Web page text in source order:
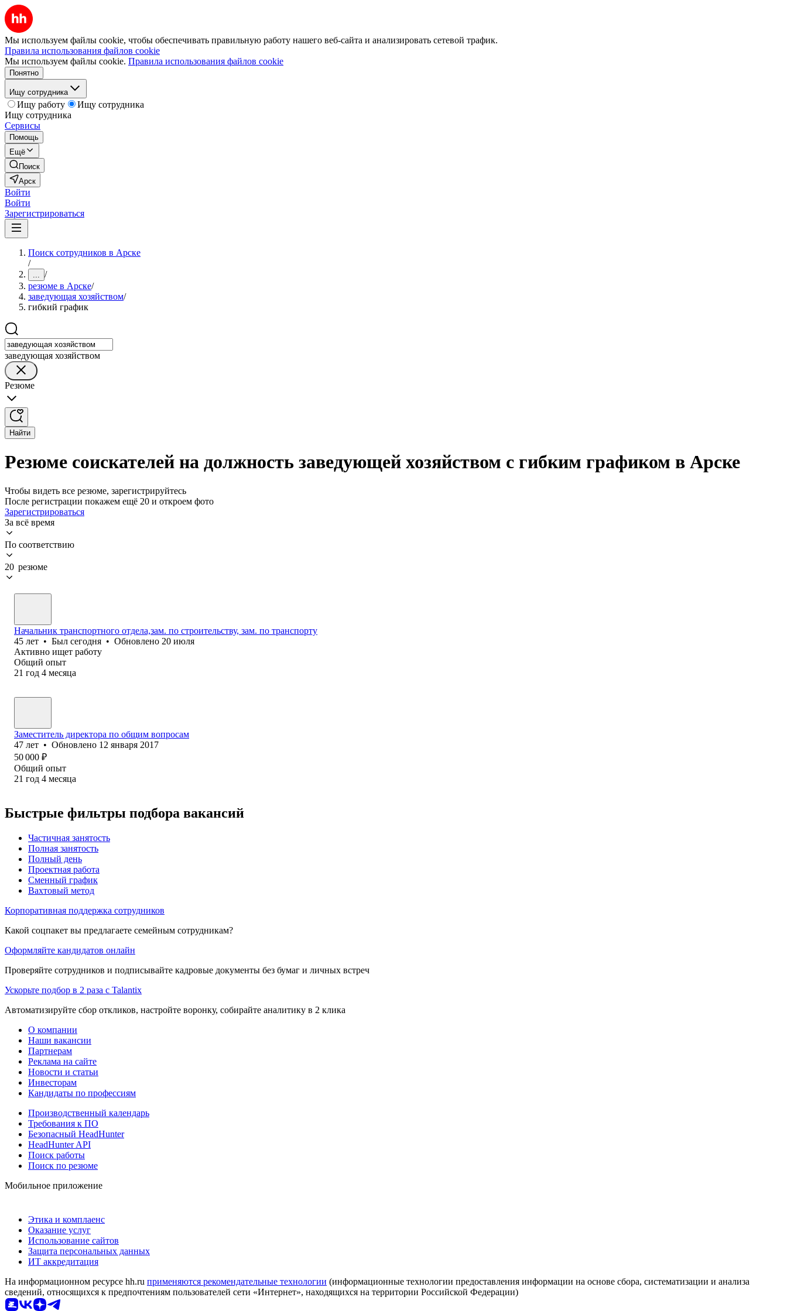
Мы используем файлы cookie, чтобы обеспечивать правильную работу нашего веб-сайта и анализировать сетевой трафик.
Правила использования файлов cookie
Мы используем файлы cookie. Правила использования файлов cookie
Понятно
Ищу сотрудника
Ищу работу
Ищу сотрудника
Ищу сотрудника
Сервисы
Помощь
Ещё
Поиск
Арск
Войти
Войти
Зарегистрироваться
Поиск сотрудников в Арске
/
... /
резюме в Арске/
заведующая хозяйством/
гибкий график
заведующая хозяйством
Резюме
Найти
Резюме соискателей на должность заведующей хозяйством с гибким графиком в Арске
Чтобы видеть все резюме, зарегистрируйтесь
После регистрации покажем ещё 20 и откроем фото
Зарегистрироваться
За всё время
По соответствию
20 резюме
Начальник транспортного отдела,зам. по строительству, зам. по транспорту
45 лет • Был сегодня • Обновлено 20 июля
Активно ищет работу
Общий опыт
21 год 4 месяца
Заместитель директора по общим вопросам
47 лет • Обновлено 12 января 2017
50 000 ₽
Общий опыт
21 год 4 месяца
Быстрые фильтры подбора вакансий
Частичная занятость
Полная занятость
Полный день
Проектная работа
Сменный график
Вахтовый метод
Корпоративная поддержка сотрудников
Какой соцпакет вы предлагаете семейным сотрудникам?
Оформляйте кандидатов онлайн
Проверяйте сотрудников и подписывайте кадровые документы без бумаг и личных встреч
Ускорьте подбор в 2 раза с Talantix
Автоматизируйте сбор откликов, настройте воронку, собирайте аналитику в 2 клика
О компании
Наши вакансии
Партнерам
Реклама на сайте
Новости и статьи
Инвесторам
Кандидаты по профессиям
Производственный календарь
Требования к ПО
Безопасный HeadHunter
HeadHunter API
Поиск работы
Поиск по резюме
Мобильное приложение
Этика и комплаенс
Оказание услуг
Использование сайтов
Защита персональных данных
ИТ аккредитация
На информационном ресурсе hh.ru применяются рекомендательные технологии (информационные технологии предоставления информации на основе сбора, систематизации и анализа
сведений, относящихся к предпочтениям пользователей сети «Интернет», находящихся на территории Российской Федерации)